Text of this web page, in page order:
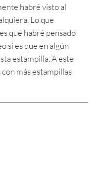
habré visto al
Lo que
qué habré pensado
si es que en algún
estampilla. A este
más estampillas